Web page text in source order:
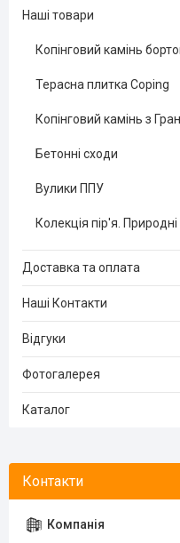
Наші товари
Копінговий камінь
Терасна плитка Coping
Копінговий камінь з
Бетонні сходи
Вулики ППУ
Колекція пір'я. Природні
Доставка та оплата
Наші Контакти
Відгуки
Фотогалерея
Каталог